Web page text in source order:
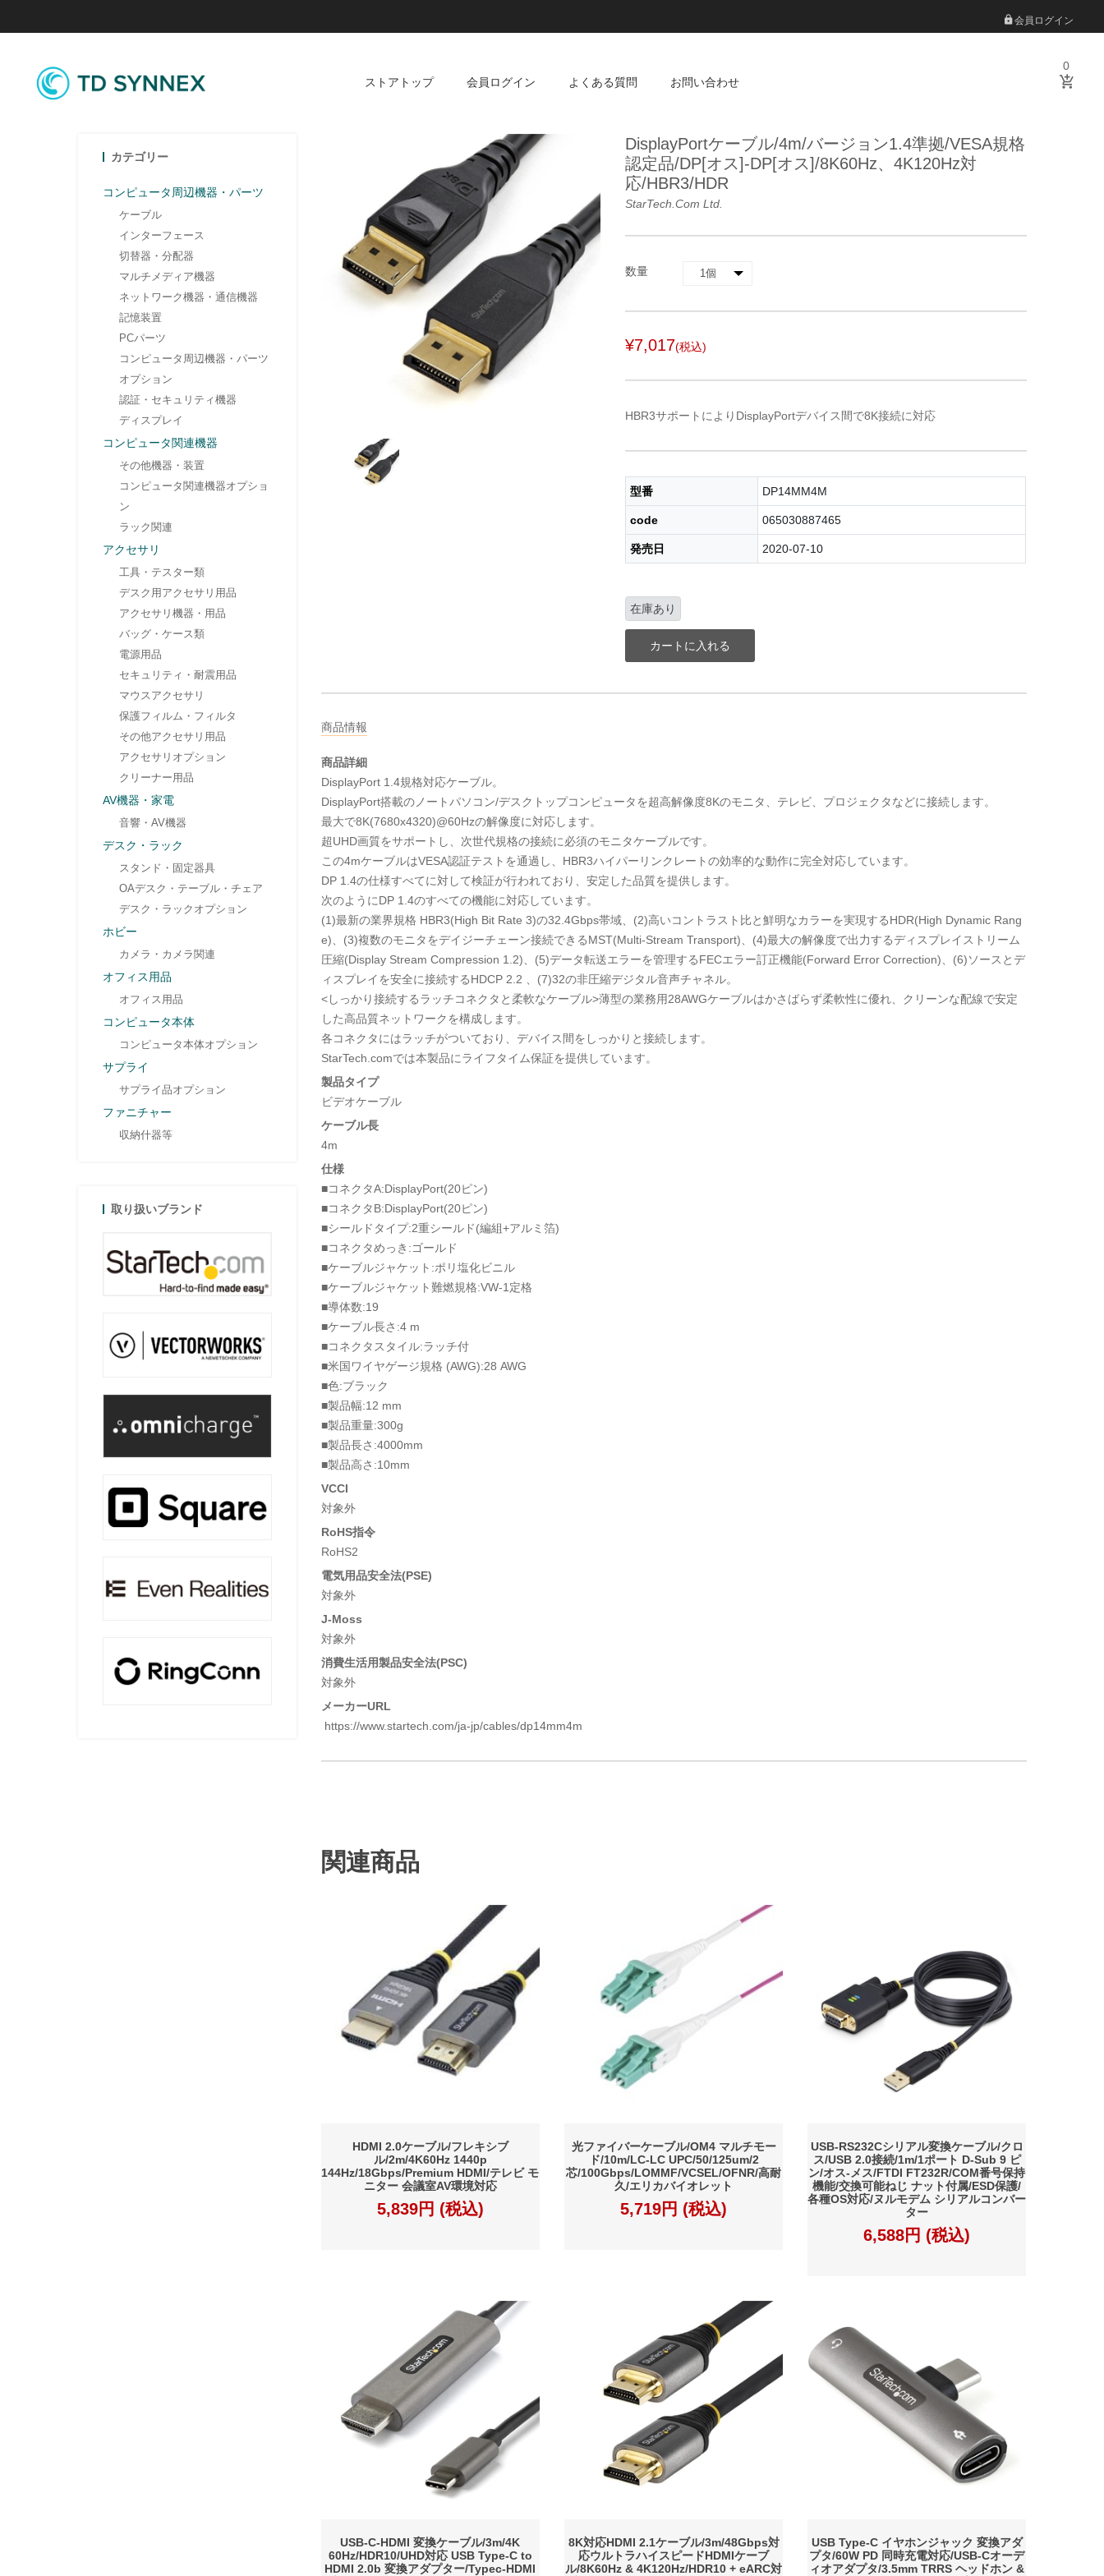
会員ログイン
ストアトップ 会員ログイン よくある質問 お問い合わせ
0
DisplayPortケーブル/4m/バージョン1.4準拠/VESA規格
認定品/DP[オス]-DP[オス]/8K60Hz、4K120Hz対
応/HBR3/HDR
StarTech.com Ltd.
数量
¥7,017(税込)
HBR3サポートによりDisplayPortデバイス間で8K接続に対応
型番 DP14MM4M
code 065030887465
発売日 2020-07-10
在庫あり
カートに入れる
商品情報
商品詳細
DisplayPort 1.4規格対応ケーブル。
DisplayPort搭載のノートパソコン/デスクトップコンピュータを超高解像度8Kのモニタ、テレビ、プロジェクタなどに接続します。
最大で8K(7680x4320)@60Hzの解像度に対応します。
超UHD画質をサポートし、次世代規格の接続に必須のモニタケーブルです。
この4mケーブルはVESA認証テストを通過し、HBR3ハイパーリンクレートの効率的な動作に完全対応しています。
DP 1.4の仕様すべてに対して検証が行われており、安定した品質を提供します。
次のようにDP 1.4のすべての機能に対応しています。
(1)最新の業界規格 HBR3(High Bit Rate 3)の32.4Gbps帯域、(2)高いコントラスト比と鮮明なカラーを実現するHDR(High Dynamic Rang
e)、(3)複数のモニタをデイジーチェーン接続できるMST(Multi-Stream Transport)、(4)最大の解像度で出力するディスプレイストリーム
圧縮(Display Stream Compression 1.2)、(5)データ転送エラーを管理するFECエラー訂正機能(Forward Error Correction)、(6)ソースとデ
ィスプレイを安全に接続するHDCP 2.2 、(7)32の非圧縮デジタル音声チャネル。
<しっかり接続するラッチコネクタと柔軟なケーブル>薄型の業務用28AWGケーブルはかさばらず柔軟性に優れ、クリーンな配線で安定
した高品質ネットワークを構成します。
各コネクタにはラッチがついており、デバイス間をしっかりと接続します。
StarTech.comでは本製品にライフタイム保証を提供しています。
製品タイプ
ビデオケーブル
ケーブル長
4m
仕様
■コネクタA:DisplayPort(20ピン)
■コネクタB:DisplayPort(20ピン)
■シールドタイプ:2重シールド(編組+アルミ箔)
■コネクタめっき:ゴールド
■ケーブルジャケット:ポリ塩化ビニル
■ケーブルジャケット難燃規格:VW-1定格
■導体数:19
■ケーブル長さ:4 m
■コネクタスタイル:ラッチ付
■米国ワイヤゲージ規格 (AWG):28 AWG
■色:ブラック
■製品幅:12 mm
■製品重量:300g
■製品長さ:4000mm
■製品高さ:10mm
VCCI
対象外
RoHS指令
RoHS2
電気用品安全法(PSE)
対象外
J-Moss
対象外
消費生活用製品安全法(PSC)
対象外
メーカーURL
https://www.startech.com/ja-jp/cables/dp14mm4m
関連商品
HDMI 2.0ケーブル/フレキシブ
ル/2m/4K60Hz 1440p
144Hz/18Gbps/Premium HDMI/テレビ モ
ニター 会議室AV環境対応
5,839円 (税込)
光ファイバーケーブル/OM4 マルチモー
ド/10m/LC-LC UPC/50/125um/2
芯/100Gbps/LOMMF/VCSEL/OFNR/高耐
久/エリカバイオレット
5,719円 (税込)
USB-RS232Cシリアル変換ケーブル/クロ
ス/USB 2.0接続/1m/1ポート D-Sub 9 ピ
ン/オス-メス/FTDI FT232R/COM番号保持
機能/交換可能ねじ ナット付属/ESD保護/
各種OS対応/ヌルモデム シリアルコンバー
ター
6,588円 (税込)
USB-C-HDMI 変換ケーブル/3m/4K
60Hz/HDR10/UHD対応 USB Type-C to
HDMI 2.0b 変換アダプター/Typec-HDMI
8K対応HDMI 2.1ケーブル/3m/48Gbps対
応ウルトラハイスピードHDMIケーブ
ル/8K60Hz & 4K120Hz/HDR10 + eARC対
USB Type-C イヤホンジャック 変換アダ
プタ/60W PD 同時充電対応/USB-Cオーデ
ィオアダプタ/3.5mm TRRS ヘッドホン &
カテゴリー
コンピュータ周辺機器・パーツ
ケーブル
インターフェース
切替器・分配器
マルチメディア機器
ネットワーク機器・通信機器
記憶装置
PCパーツ
コンピュータ周辺機器・パーツ
オプション
認証・セキュリティ機器
ディスプレイ
コンピュータ関連機器
その他機器・装置
コンピュータ関連機器オプショ
ン
ラック関連
アクセサリ
工具・テスター類
デスク用アクセサリ用品
アクセサリ機器・用品
バッグ・ケース類
電源用品
セキュリティ・耐震用品
マウスアクセサリ
保護フィルム・フィルタ
その他アクセサリ用品
アクセサリオプション
クリーナー用品
AV機器・家電
音響・AV機器
デスク・ラック
スタンド・固定器具
OAデスク・テーブル・チェア
デスク・ラックオプション
ホビー
カメラ・カメラ関連
オフィス用品
オフィス用品
コンピュータ本体
コンピュータ本体オプション
サプライ
サプライ品オプション
ファニチャー
収納什器等
取り扱いブランド